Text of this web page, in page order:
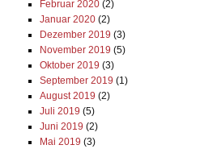
Februar 2020(2)
Januar 2020(2)
Dezember 2019 (3)
November 2019 (5)
Oktober 2019 (3)
September 2019 (1)
August 2019 (2)
Juli 2019 (5)
Juni 2019 (2)
Mai 2019 (3)